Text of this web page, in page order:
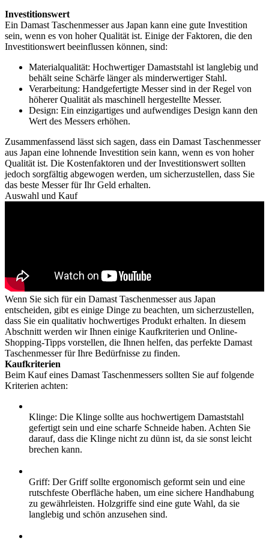
Investitionswert
Ein Damast Taschenmesser aus Japan kann eine gute Investition
sein, wenn es von hoher Qualität ist. Einige der Faktoren, die den
Investitionswert beeinflussen können, sind:
Materialqualität: Hochwertiger Damaststahl ist langlebig und
behält seine Schärfe länger als minderwertiger Stahl.
Verarbeitung: Handgefertigte Messer sind in der Regel von
höherer Qualität als maschinell hergestellte Messer.
Design: Ein einzigartiges und aufwendiges Design kann den
Wert des Messers erhöhen.
Zusammenfassend lässt sich sagen, dass ein Damast Taschenmesser
aus Japan eine lohnende Investition sein kann, wenn es von hoher
Qualität ist. Die Kostenfaktoren und der Investitionswert sollten
jedoch sorgfältig abgewogen werden, um sicherzustellen, dass Sie
das beste Messer für Ihr Geld erhalten.
Auswahl und Kauf
Wenn Sie sich für ein Damast Taschenmesser aus Japan
entscheiden, gibt es einige Dinge zu beachten, um sicherzustellen,
dass Sie ein qualitativ hochwertiges Produkt erhalten. In diesem
Abschnitt werden wir Ihnen einige Kaufkriterien und Online-
Shopping-Tipps vorstellen, die Ihnen helfen, das perfekte Damast
Taschenmesser für Ihre Bedürfnisse zu finden.
Kaufkriterien
Beim Kauf eines Damast Taschenmessers sollten Sie auf folgende
Kriterien achten:
Klinge: Die Klinge sollte aus hochwertigem Damaststahl
gefertigt sein und eine scharfe Schneide haben. Achten Sie
darauf, dass die Klinge nicht zu dünn ist, da sie sonst leicht
brechen kann.
Griff: Der Griff sollte ergonomisch geformt sein und eine
rutschfeste Oberfläche haben, um eine sichere Handhabung
zu gewährleisten. Holzgriffe sind eine gute Wahl, da sie
langlebig und schön anzusehen sind.